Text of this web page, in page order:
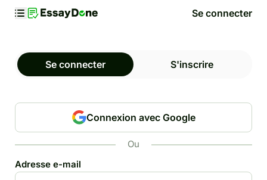
Se connecter
Se connecter S'inscrire
Connexion avec Google
Ou
Adresse e-mail